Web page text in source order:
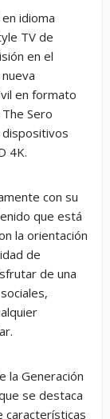
idioma
TV de
en el
en formato
Sero
dispositivos
4K.
con su
que está
la orientación
de
de una
la Generación
se destaca
características